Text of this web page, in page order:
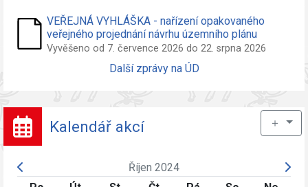
VEŘEJNÁ VYHLÁŠKA - nařízení opakovaného
veřejného projednání návrhu územního plánu
Vyvěšeno od 7. července 2026 do 22. srpna 2026
Další zprávy na ÚD
Kalendář akcí ＋
Říjen 2024